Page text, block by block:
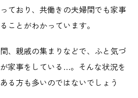
ており、共働きの夫婦間でも家事
ことがわかっています。
、親戚の集まりなどで、ふと気づ
家事をしている…。そんな状況を
る方も多いのではないでしょう